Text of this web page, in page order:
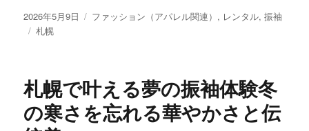
投
稿
2026年5月9日
カ
ファッション（アパレル関連） , レンタル,振袖
タ
札幌
札幌で叶える夢の振袖体験冬
の寒さを忘れる華やかさと伝